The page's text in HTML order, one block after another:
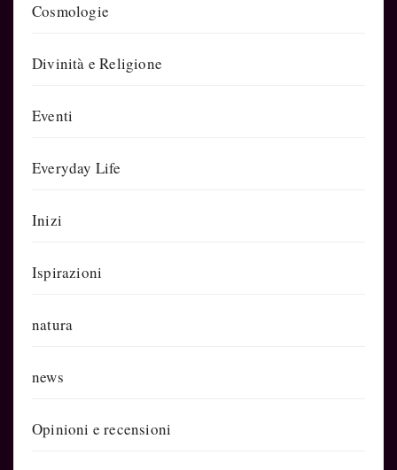
Cosmologie
Divinità e Religione
Eventi
Everyday Life
Inizi
Ispirazioni
natura
news
Opinioni e recensioni